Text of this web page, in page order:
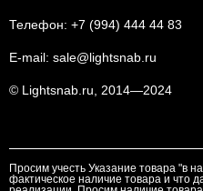
Телефон: +7 (994) 444 44 83
E-mail: sale@lightsnab.ru
© Lightsnab.ru, 2014—2024
Просим учесть Указание товара "в
фактическое наличие товара и что